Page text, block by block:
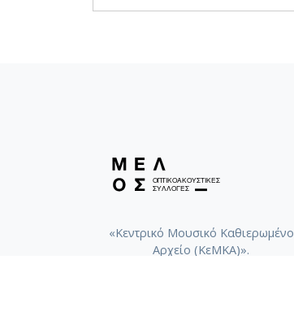
«Κεντρικό Μουσικό Καθιερωμένο
Αρχείο (ΚεΜΚΑ)».